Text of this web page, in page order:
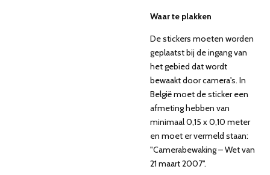
Waar te plakken
De stickers moeten worden
geplaatst bij de ingang van
het gebied dat wordt
bewaakt door camera's. In
België moet de sticker een
afmeting hebben van
minimaal 0,15 x 0,10 meter
en moet er vermeld staan:
"Camerabewaking – Wet van
21 maart 2007".